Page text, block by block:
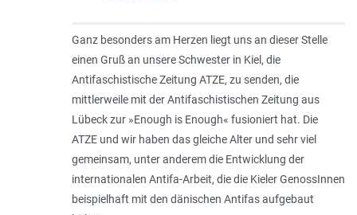
Ganz besonders am Herzen liegt uns an dieser Stelle
einen Gruß an unsere Schwester in Kiel, die
Antifaschistische Zeitung ATZE, zu senden, die
mittlerweile mit der Antifaschistischen Zeitung aus
Lübeck zur »Enough is Enough« fusioniert hat. Die
ATZE und wir haben das gleiche Alter und sehr viel
gemeinsam, unter anderem die Entwicklung der
internationalen Antifa-Arbeit, die die Kieler GenossInnen
beispielhaft mit den dänischen Antifas aufgebaut